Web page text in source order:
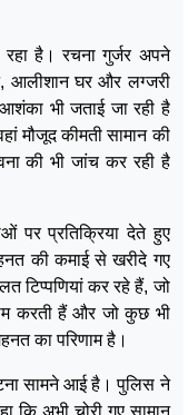
है। रचना गुर्जर अपने
आलीशान घर और लग्जरी
भी जताई जा रही है
मौजूद कीमती सामान की
की भी जांच कर रही है
पर प्रतिक्रिया देते हुए
की कमाई से खरीदे गए
टिप्पणियां कर रहे हैं, जो
करती हैं और जो कुछ भी
का परिणाम है।
सामने आई है। पुलिस ने
कि अभी चोरी गए सामान